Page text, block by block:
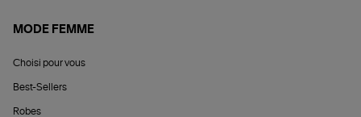
MODE FEMME
Choisi pour vous
Best-Sellers
Robes